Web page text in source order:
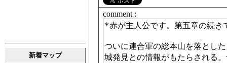
新着マップ
comment :